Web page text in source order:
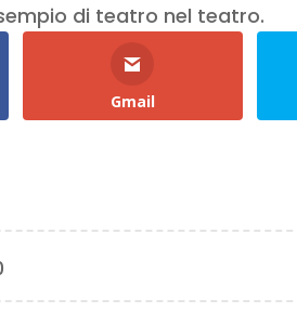
di teatro nel teatro.
Gmail